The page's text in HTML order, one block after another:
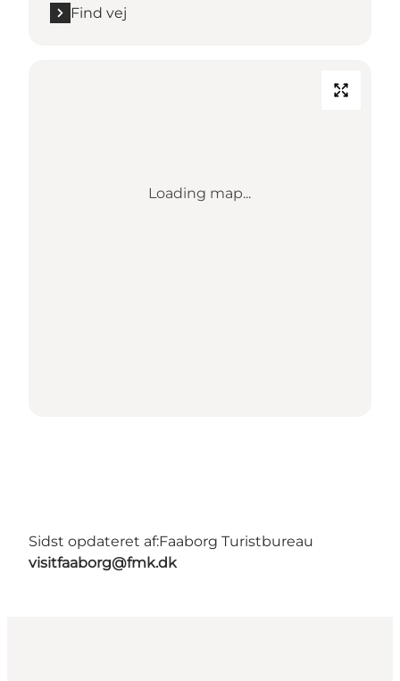
Find vej
Loading map...
Sidst opdateret af:Faaborg Turistbureau
visitfaaborg@fmk.dk